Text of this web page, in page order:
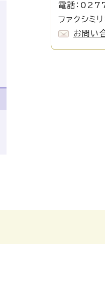
電話：
ファクシ
お問い